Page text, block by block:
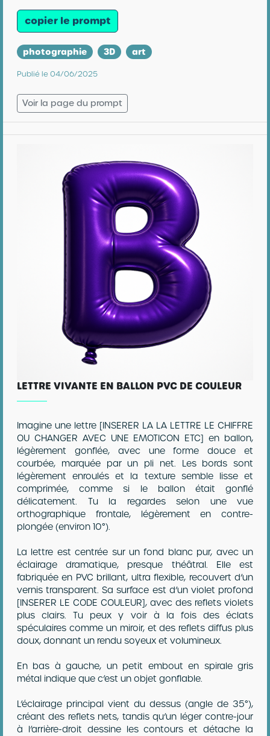
copier le prompt
photographie 3D art
Publié le 04/06/2025
Voir la page du prompt
LETTRE VIVANTE EN BALLON PVC DE COULEUR
Imagine une lettre [INSERER LA LA LETTRE LE CHIFFRE
OU CHANGER AVEC UNE EMOTICON ETC] en ballon,
légèrement gonflée, avec une forme douce et
courbée, marquée par un pli net. Les bords sont
légèrement enroulés et la texture semble lisse et
comprimée, comme si le ballon était gonflé
délicatement. Tu la regardes selon une vue
orthographique frontale, légèrement en contre-
plongée (environ 10°).
La lettre est centrée sur un fond blanc pur, avec un
éclairage dramatique, presque théâtral. Elle est
fabriquée en PVC brillant, ultra flexible, recouvert d’un
vernis transparent. Sa surface est d’un violet profond
[INSERER LE CODE COULEUR], avec des reflets violets
plus clairs. Tu peux y voir à la fois des éclats
spéculaires comme un miroir, et des reflets diffus plus
doux, donnant un rendu soyeux et volumineux.
En bas à gauche, un petit embout en spirale gris
métal indique que c’est un objet gonflable.
L’éclairage principal vient du dessus (angle de 35°),
créant des reflets nets, tandis qu’un léger contre-jour
à l’arrière-droit dessine les contours et détache la